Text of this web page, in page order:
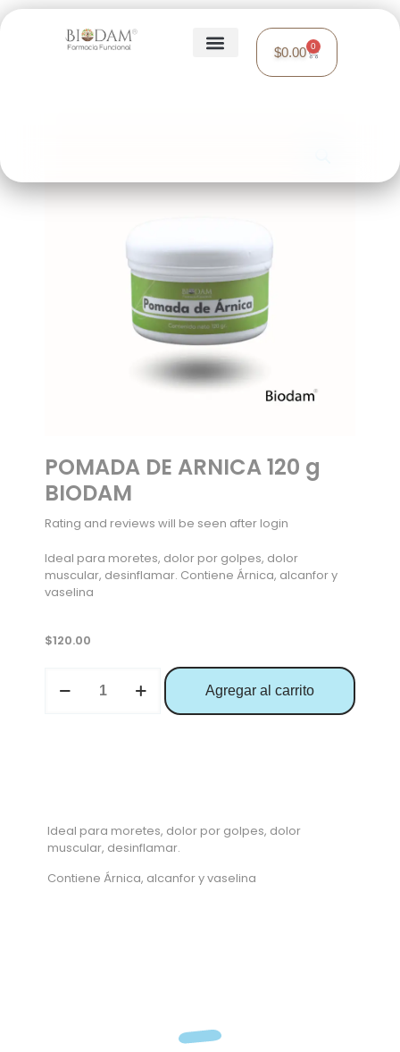
$0.00 0
POMADA DE ARNICA 120 g
BIODAM
Rating and reviews will be seen after login
Ideal para moretes, dolor por golpes, dolor
muscular, desinflamar. Contiene Árnica, alcanfor y
vaselina
$120.00
Agregar al carrito
Ideal para moretes, dolor por golpes, dolor
muscular, desinflamar.
Contiene Árnica, alcanfor y vaselina